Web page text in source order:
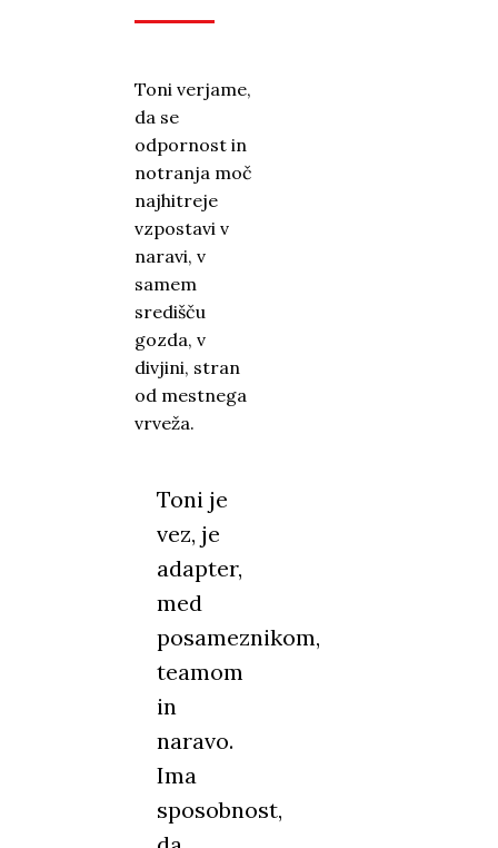
Toni verjame,
da se
odpornost in
notranja moč
najhitreje
vzpostavi v
naravi, v
samem
središču
gozda, v
divjini, stran
od mestnega
vrveža.
Toni je
vez, je
adapter,
med
posameznikom,
teamom
in
naravo.
Ima
sposobnost,